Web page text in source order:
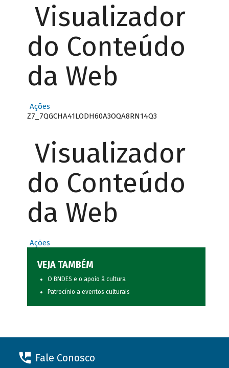
Visualizador
do Conteúdo
da Web
Ações
Z7_7QGCHA41LODH60A3OQA8RN14Q3
Visualizador
do Conteúdo
da Web
Ações
VEJA TAMBÉM
O BNDES e o apoio à cultura
Patrocínio a eventos culturais
Fale Conosco